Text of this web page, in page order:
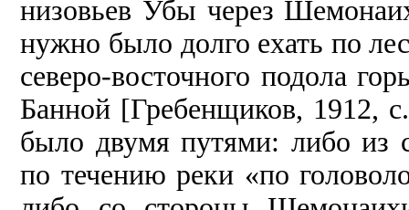
низовьев Убы через
нужно было долго ехать по
северо-восточного подола
Банной [Гребенщиков, 1912,
было двумя путями: либо из
по течению реки «по